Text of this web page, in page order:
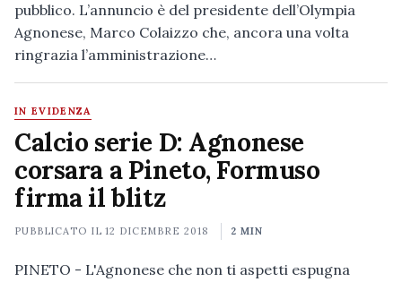
pubblico. L’annuncio è del presidente dell’Olympia
Agnonese, Marco Colaizzo che, ancora una volta
ringrazia l’amministrazione…
IN EVIDENZA
Calcio serie D: Agnonese
corsara a Pineto, Formuso
firma il blitz
PUBBLICATO IL12 DICEMBRE 2018 2 MIN
PINETO - L'Agnonese che non ti aspetti espugna